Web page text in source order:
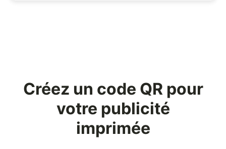
Créez un code QR pour
votre publicité
imprimée